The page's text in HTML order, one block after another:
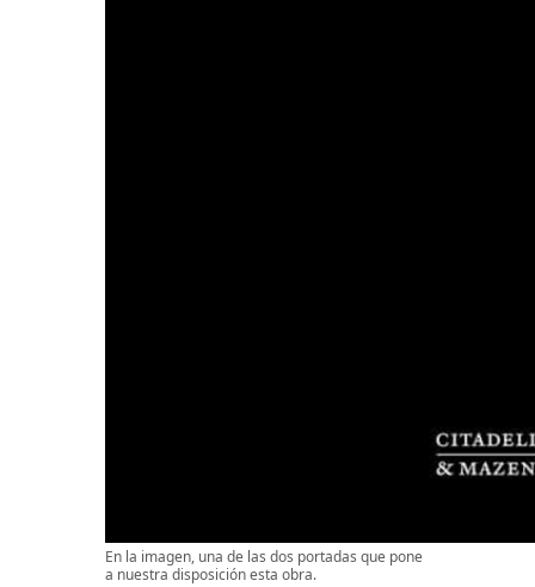
En la imagen, una de las dos portadas que pone
a nuestra disposición esta obra.